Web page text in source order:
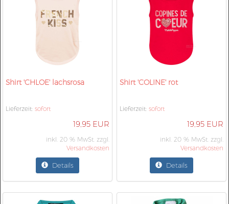
Shirt 'CHLOE' lachsrosa
Lieferzeit: sofort
19,95 EUR
inkl. 20 % MwSt. zzgl.
Versandkosten
Details
Shirt 'COLINE' rot
Lieferzeit: sofort
19,95 EUR
inkl. 20 % MwSt. zzgl.
Versandkosten
Details